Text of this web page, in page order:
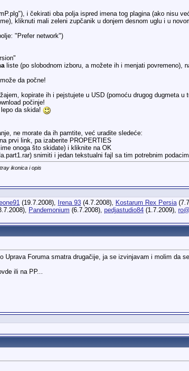
i čekirati oba polja ispred imena tog plagina (ako nisu
kliknuti mali zeleni zupčanik u donjem desnom uglu i u
"Prefer network")
liste (po slobodnom izboru, a možete ih i menjati povremeno),
da počne!
kopirate ih i pejstujete u USD (pomoću drugog dugmeta
počinje!
da skida!
ne morate da ih pamtite, već uradite sledeće:
prvi link, pa izaberite PROPERTIES
onoga što skidate) i kliknite na OK
snimiti i jedan tekstualni fajl sa tim potrebnim
ikonica i opis
(19.7.2008), Irena 93(4.7.2008), Kostarum Rex Persia
Pandemonium (6.7.2008), pedjastudio84(1.7.2009),
Uprava Foruma smatra drugačije, ja se izvinjavam i molim da
ili na PP...